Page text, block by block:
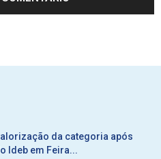
da categoria após
Ideb em Feira...